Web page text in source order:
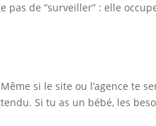
de “surveiller” : elle
si le site ou l’agence te
Si tu as un bébé, les